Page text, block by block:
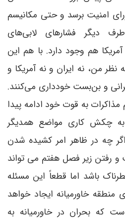
امنیت برسد و حتی مکانیسم
دیگر فشارهای لابی‌های
هم وجود دارد. با هم این
نظر من، نه ایران و نه آمریکا و
و بن‌بست خودداری می‌کنند.
مذاکرات به قوت خود ادامه پیدا
چکش کاری مواضع همدیگر
چه در ظاهر امر کشیده شدن
و رفتن زیر فصل هفتم می تواند
باشد اما قطعاً این مسئله
منطقه خاورمیانه ایجاد خواهد
که بحران در خاورمیانه به